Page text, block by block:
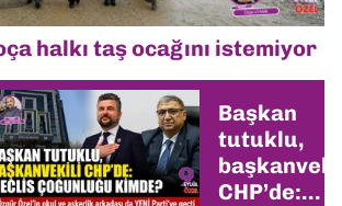
halkı taş ocağını istemiyor
Başkan
tutuklu,
başkanvekili
CHP’de: